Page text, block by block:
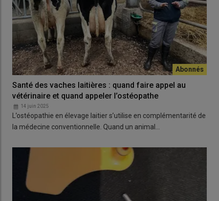
Santé des vaches laitières : quand faire appel au
vétérinaire et quand appeler l’ostéopathe
14 juin 2025
L’ostéopathie en élevage laitier s’utilise en complémentarité de
la médecine conventionnelle. Quand un animal…